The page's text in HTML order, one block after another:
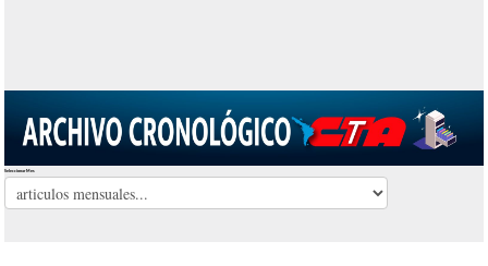
Seleccionar Mes